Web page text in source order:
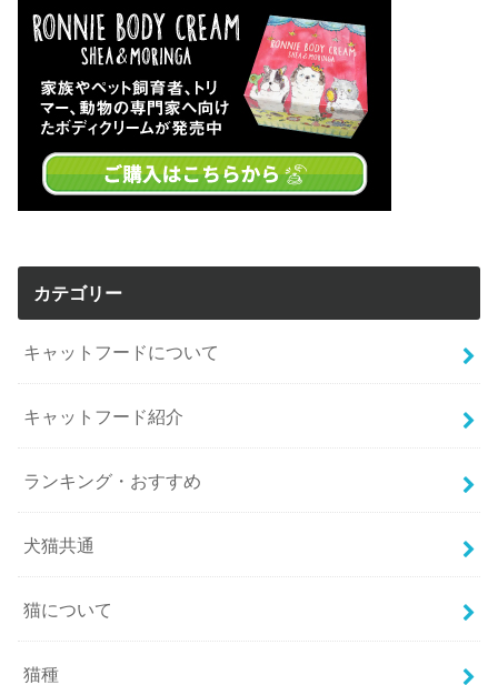
カテゴリー
キャットフードについて
キャットフード紹介
ランキング・おすすめ
犬猫共通
猫について
猫種